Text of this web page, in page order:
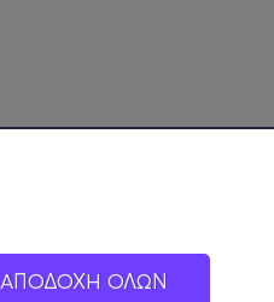
ΑΠΟΔΟΧΗ ΟΛΩΝ